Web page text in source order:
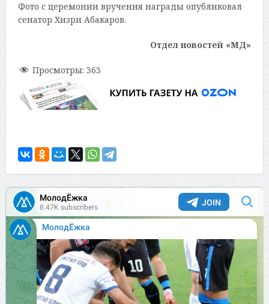
Фото с церемонии вручения награды опубликовал
сенатор Хизри Абакаров.
Отдел новостей «МД»
Просмотры: 363